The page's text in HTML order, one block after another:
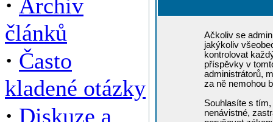
Archiv
článků
· Často
kladené otázky
· Diskuze a
Ačkoliv se
jakýkoliv
kontrolovat
příspěvky v
administrátorů,
za ně nemohou
Souhlasíte s
nenávistné,